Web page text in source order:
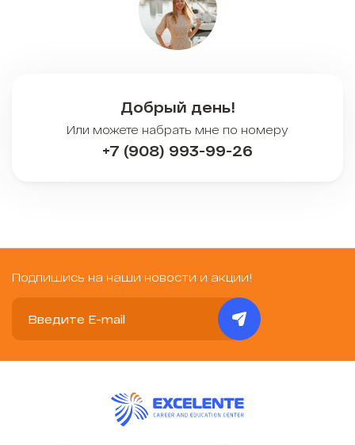
Добрый день!
Или можете набрать мне по номеру
+7 (908) 993-99-26
Подпишись на наши новости и акции!